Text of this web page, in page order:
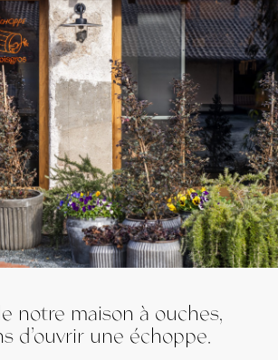
notre maison à ouches,
d’ouvrir une échoppe.